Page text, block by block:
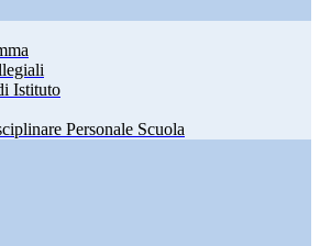
Istituto
Personale Scuola